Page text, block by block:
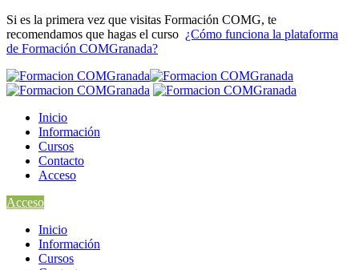
Si es la primera vez que visitas Formación COMG, te
recomendamos que hagas el curso ¿Cómo funciona la plataforma
de Formación COMGranada?
Inicio
Información
Cursos
Contacto
Acceso
Acceso
Inicio
Información
Cursos